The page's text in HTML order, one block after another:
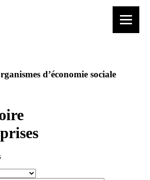
d’économie sociale